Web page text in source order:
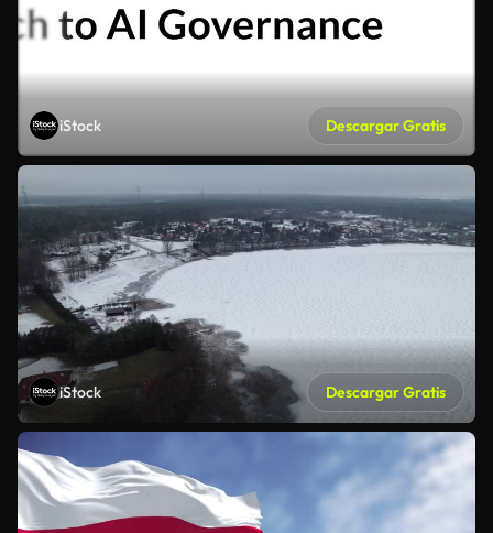
iStock Descargar Gratis
iStock Descargar Gratis